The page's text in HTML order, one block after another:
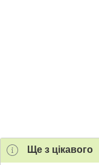
Ще з цiкавого